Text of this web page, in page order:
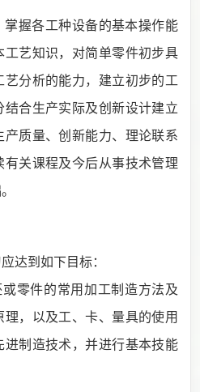
掌握各工种设备的基本操作能
工艺知识，对简单零件初步具
分析的能力，建立初步的工
合生产实际及创新设计建立
质量、创新能力、理论联系
关课程及今后从事技术管理
达到如下目标：
或零件的常用加工制造方法及
，以及工、卡、量具的使用
制造技术，并进行基本技能